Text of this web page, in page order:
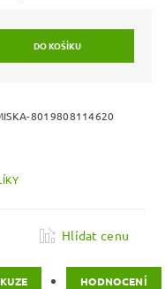
8019808114620
Hlídat cenu
HODNOCENÍ